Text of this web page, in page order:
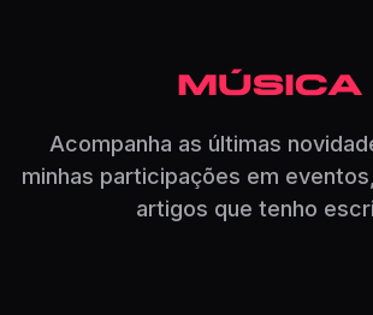
MÚSICA
Acompanha as últimas
minhas participações em
artigos que tenho